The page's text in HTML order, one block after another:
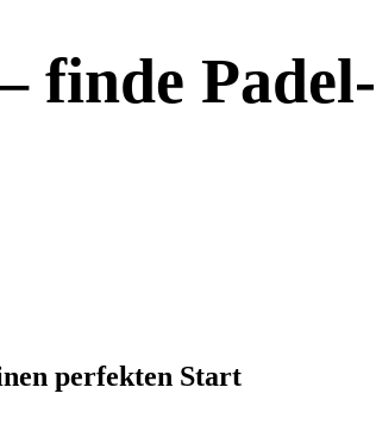
finde
perfekten Start